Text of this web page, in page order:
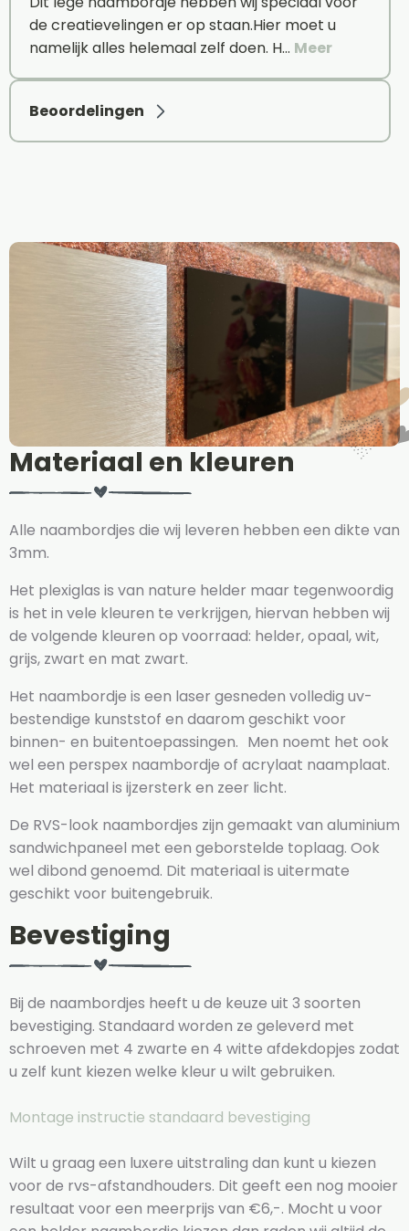
de creatievelingen er op staan.Hier moet u
namelijk alles helemaal zelf doen. H… Meer
Beoordelingen
Materiaal en kleuren
Alle naambordjes die wij leveren hebben een dikte van
3mm.
Het plexiglas is van nature helder maar tegenwoordig
is het in vele kleuren te verkrijgen, hiervan hebben wij
de volgende kleuren op voorraad: helder, opaal, wit,
grijs, zwart en mat zwart.
Het naambordje is een laser gesneden volledig uv-
bestendige kunststof en daarom geschikt voor
binnen- en buitentoepassingen. Men noemt het ook
wel een perspex naambordje of acrylaat naamplaat.
Het materiaal is ijzersterk en zeer licht.
De RVS-look naambordjes zijn gemaakt van aluminium
sandwichpaneel met een geborstelde toplaag. Ook
wel dibond genoemd. Dit materiaal is uitermate
geschikt voor buitengebruik.
Bevestiging
Bij de naambordjes heeft u de keuze uit 3 soorten
bevestiging. Standaard worden ze geleverd met
schroeven met 4 zwarte en 4 witte afdekdopjes zodat
u zelf kunt kiezen welke kleur u wilt gebruiken.
Montage instructie standaard bevestiging
Wilt u graag een luxere uitstraling dan kunt u kiezen
voor de rvs-afstandhouders. Dit geeft een nog mooier
resultaat voor een meerprijs van €6,-. Mocht u voor